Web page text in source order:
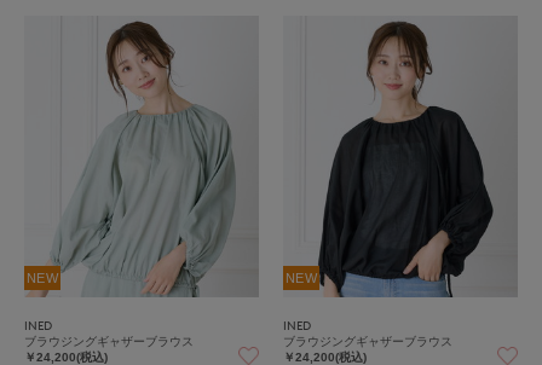
NEW
INED
ブラウジングギャザーブラウス
￥24,200(税込)
NEW
INED
ブラウジングギャザーブラウス
￥24,200(税込)